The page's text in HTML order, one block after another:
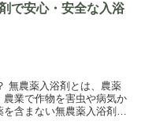
で安心・安全な入浴
無農薬入浴剤とは、農薬
業で作物を害虫や病気か
含まない無農薬入浴剤